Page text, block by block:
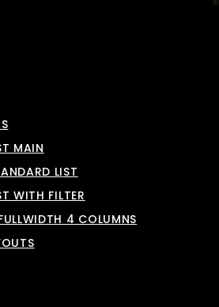
MAIN
LIST
WITH FILTER
4 COLUMNS